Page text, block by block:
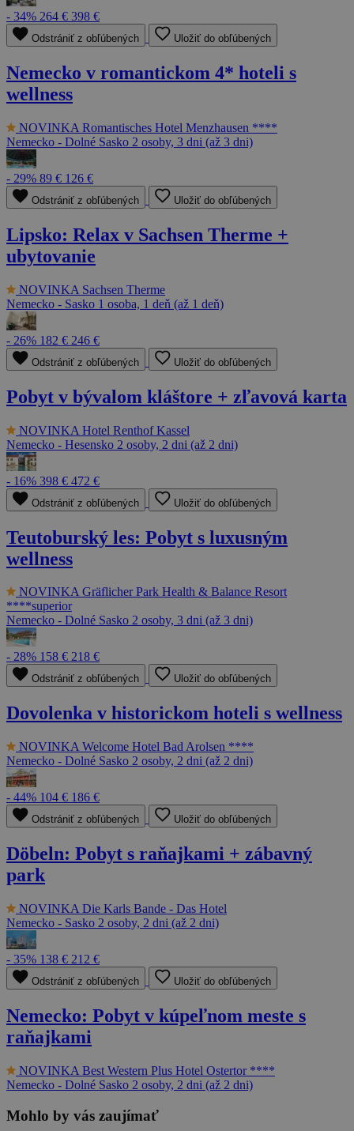
- 34% 264 € 398 €
Odstrániť z obľúbených Uložiť do obľúbených
Nemecko v romantickom 4* hoteli s
wellness
NOVINKA Romantisches Hotel Menzhausen ****
Nemecko - Dolné Sasko 2 osoby, 3 dni (až 3 dni)
- 29% 89 € 126 €
Odstrániť z obľúbených Uložiť do obľúbených
Lipsko: Relax v Sachsen Therme +
ubytovanie
NOVINKA Sachsen Therme
Nemecko - Sasko 1 osoba, 1 deň (až 1 deň)
- 26% 182 € 246 €
Odstrániť z obľúbených Uložiť do obľúbených
Pobyt v bývalom kláštore + zľavová karta
NOVINKA Hotel Renthof Kassel
Nemecko - Hesensko 2 osoby, 2 dni (až 2 dni)
- 16% 398 € 472 €
Odstrániť z obľúbených Uložiť do obľúbených
Teutoburský les: Pobyt s luxusným
wellness
NOVINKAGräflicher Park Health & Balance Resort
****superior
Nemecko - Dolné Sasko 2 osoby, 3 dni (až 3 dni)
- 28% 158 € 218 €
Odstrániť z obľúbených Uložiť do obľúbených
Dovolenka v historickom hoteli s wellness
NOVINKA Welcome Hotel Bad Arolsen ****
Nemecko - Dolné Sasko 2 osoby, 2 dni (až 2 dni)
- 44% 104 € 186 €
Odstrániť z obľúbených Uložiť do obľúbených
Döbeln: Pobyt s raňajkami + zábavný
park
NOVINKA Die Karls Bande - Das Hotel
Nemecko - Sasko 2 osoby, 2 dni (až 2 dni)
- 35% 138 € 212 €
Odstrániť z obľúbených Uložiť do obľúbených
Nemecko: Pobyt v kúpeľnom meste s
raňajkami
NOVINKA Best Western Plus Hotel Ostertor ****
Nemecko - Dolné Sasko 2 osoby, 2 dni (až 2 dni)
Mohlo by vás zaujímať